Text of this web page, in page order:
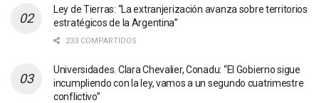
Ley de Tierras: “La extranjerización avanza sobre territorios
estratégicos de la Argentina”
233 COMPARTIDOS
Universidades. Clara Chevalier, Conadu: “El Gobierno sigue
incumpliendo con la ley, vamos a un segundo cuatrimestre
conflictivo”